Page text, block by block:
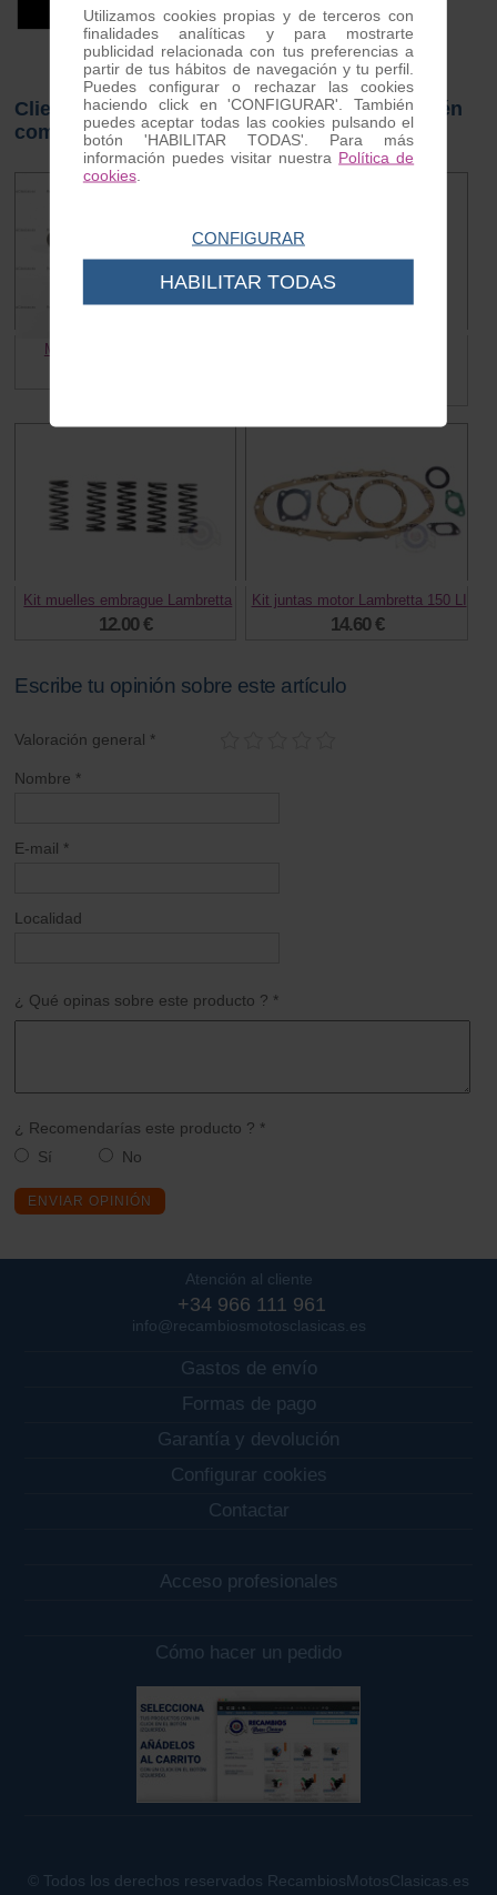
Clientes que compraron este producto también
compraron
Muelle Zapatas Lambretta
Kit muelles embrague Lambretta
12.00 €
Kit juntas motor Lambretta 150 LI
14.60 €
Escribe tu opinión sobre este artículo
Valoración general *
Nombre *
E-mail *
Localidad
¿ Qué opinas sobre este producto ? *
¿ Recomendarías este producto ? *
Sí
No
ENVIAR OPINIÓN
Atención al cliente
+34 966 111 961
info@recambiosmotosclasicas.es
Gastos de envío
Formas de pago
Garantía y devolución
Configurar cookies
Contactar
Acceso profesionales
Cómo hacer un pedido
© Todos los derechos reservados RecambiosMotosClasicas.es
Utilizamos cookies propias y de terceros con
finalidades analíticas y para mostrarte
publicidad relacionada con tus preferencias a
partir de tus hábitos de navegación y tu perfil.
Puedes configurar o rechazar las cookies
haciendo click en 'CONFIGURAR'. También
puedes aceptar todas las cookies pulsando el
botón 'HABILITAR TODAS'. Para más
información puedes visitar nuestra Política de
cookies.
CONFIGURAR
HABILITAR TODAS